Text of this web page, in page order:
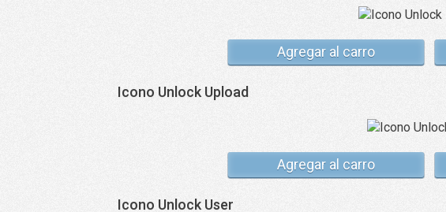
Agregar al carro
Icono Unlock Upload
Agregar al carro
Icono Unlock User